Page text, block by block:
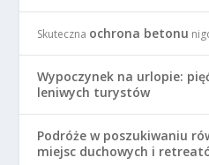
Skuteczna ochrona betonu
Wypoczynek na urlopie:
leniwych turystów
Podróże w poszukiwaniu
miejsc duchowych i